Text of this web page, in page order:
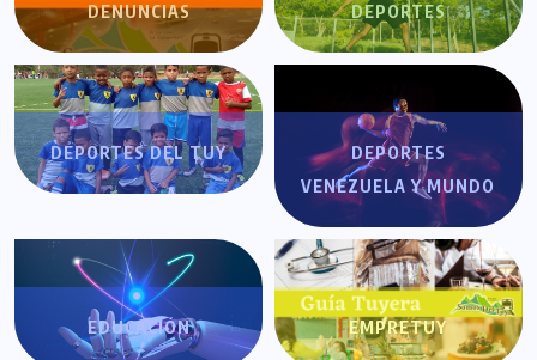
DENUNCIAS DEPORTES
DEPORTES DEL TUY
DEPORTES
VENEZUELA Y MUNDO
EDUCACIÓN EMPRETUY